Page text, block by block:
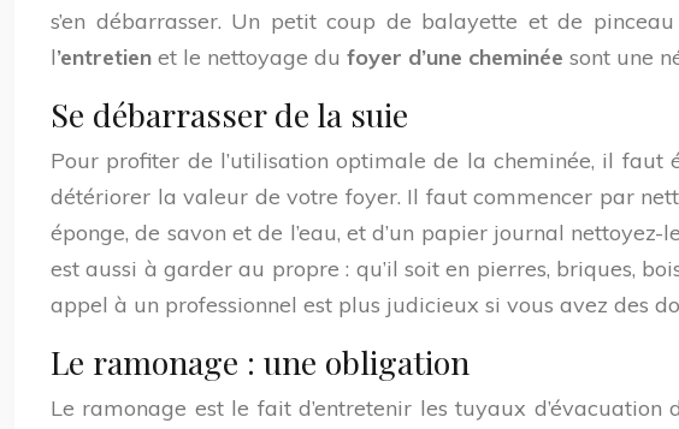
s’en débarrasser. Un petit coup de balayette et de
l’entretien et le nettoyage du foyer d’une cheminée sont une
Se débarrasser de la suie
Pour profiter de l’utilisation optimale de la cheminée, il faut
détériorer la valeur de votre foyer. Il faut commencer par
éponge, de savon et de l’eau, et d’un papier journal
est aussi à garder au propre : qu’il soit en pierres, briques,
appel à un professionnel est plus judicieux si vous avez des
Le ramonage : une obligation
Le ramonage est le fait d’entretenir les tuyaux